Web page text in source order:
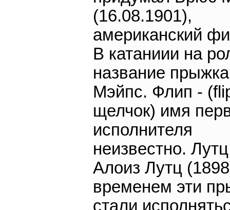
(16.08.1901),
американский
В катаниии на
название прыжка
Мэйпс. Флип -
щелчок) имя
исполнителя
неизвестно.
Алоиз Лутц
временем эти
стали